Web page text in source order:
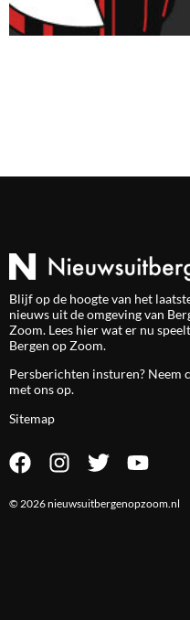
Blijf op de hoogte van het
nieuws uit de omgeving van
Zoom. Lees hier wat er nu
Bergen op Zoom.
Persberichten insturen? Neem
met ons op.
Sitemap
© 2026 nieuwsuitbergenopzoom.nl